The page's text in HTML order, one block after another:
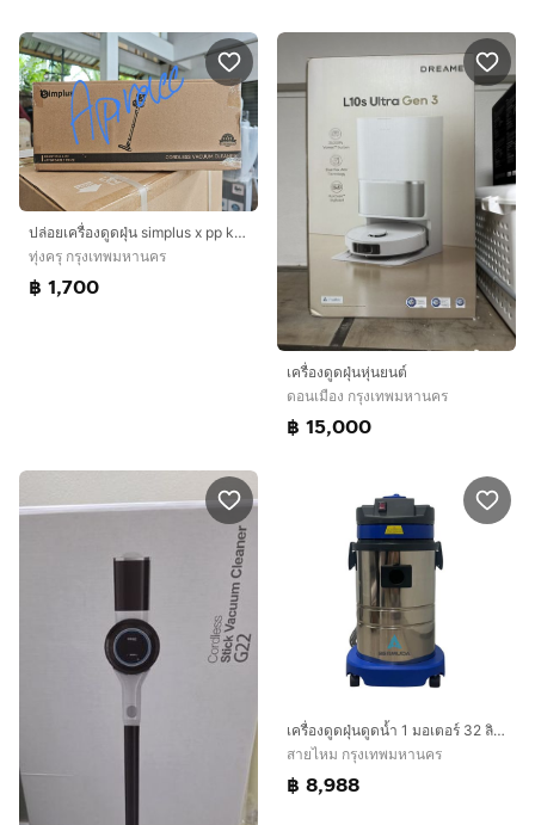
ปล่อยเครื่องดูดฝุ่น simplus x pp krit แรงดูด17000pa ประกันศูนย์ ใหม่ยังไม่แกะกล่อง
ทุ่งครุ กรุงเทพมหานคร
฿ 1,700
เครื่องดูดฝุ่นหุ่นยนต์
ดอนเมือง กรุงเทพมหานคร
฿ 15,000
เครื่องดูดฝุ่นดูดน้ำ 1 มอเตอร์ 32 ลิตร BERMUDA B132
สายไหม กรุงเทพมหานคร
฿ 8,988